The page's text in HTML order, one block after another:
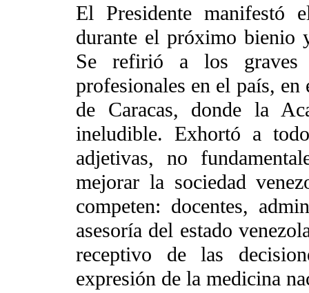
El Presidente manifestó
durante el próximo bienio
Se refirió a los graves
profesionales en el país,
de Caracas, donde la
ineludible. Exhortó a
adjetivas, no
mejorar la sociedad
competen: docentes,
asesoría del estado
receptivo de las
expresión de la medicina